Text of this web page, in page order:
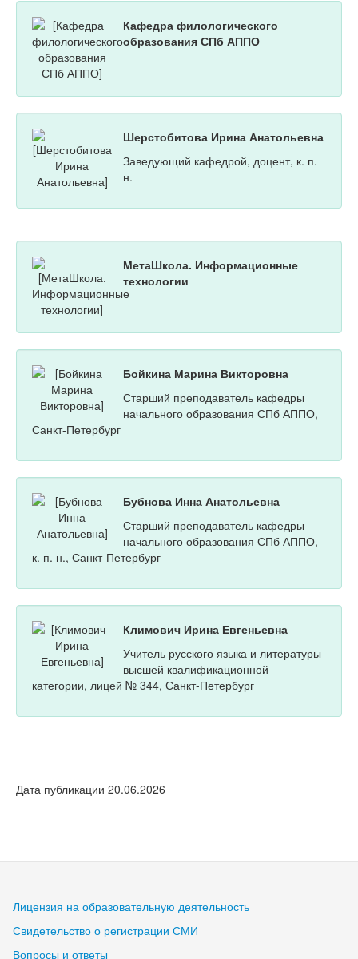
Кафедра филологического
образования СПб АППО
Шерстобитова Ирина Анатольевна
Заведующий кафедрой, доцент, к. п.
н.
МетаШкола. Информационные
технологии
Бойкина Марина Викторовна
Старший преподаватель кафедры
начального образования СПб АППО,
Санкт-Петербург
Бубнова Инна Анатольевна
Старший преподаватель кафедры
начального образования СПб АППО,
к. п. н., Санкт-Петербург
Климович Ирина Евгеньевна
Учитель русского языка и литературы
высшей квалификационной
категории, лицей № 344, Санкт-Петербург
Дата публикации 20.06.2026
Лицензия на образовательную деятельность
Свидетельство о регистрации СМИ
Вопросы и ответы